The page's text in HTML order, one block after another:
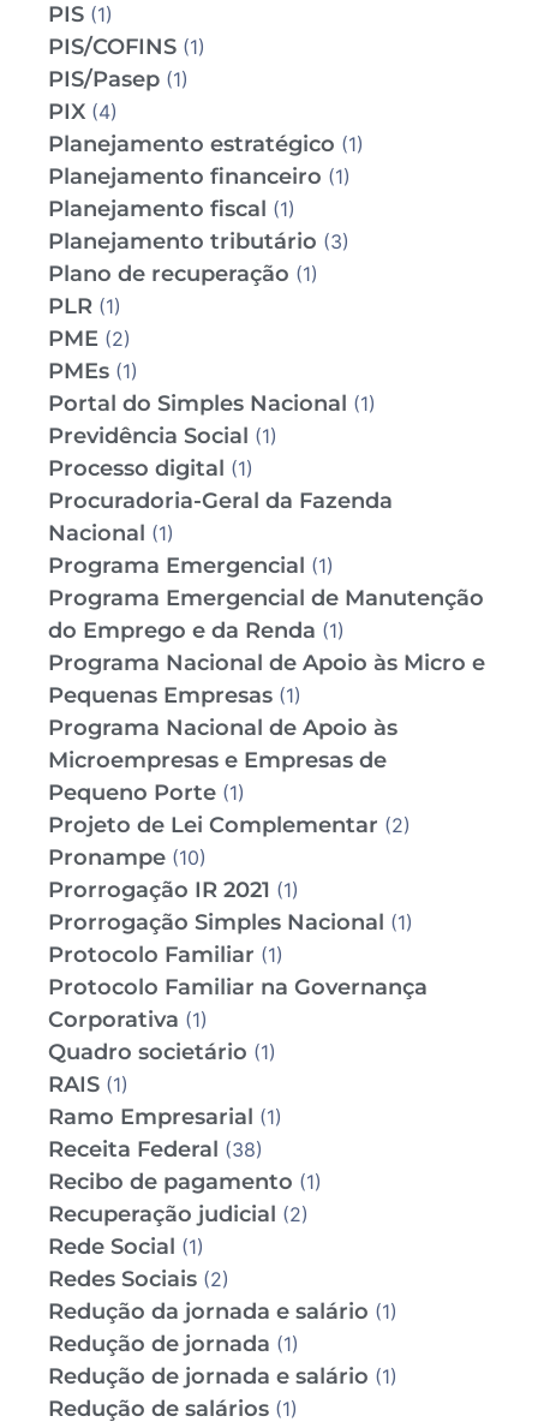
PIS (1)
PIS/COFINS (1)
PIS/Pasep (1)
PIX (4)
Planejamento estratégico (1)
Planejamento financeiro (1)
Planejamento fiscal (1)
Planejamento tributário (3)
Plano de recuperação (1)
PLR (1)
PME (2)
PMEs (1)
Portal do Simples Nacional (1)
Previdência Social (1)
Processo digital (1)
Procuradoria-Geral da Fazenda
Nacional (1)
Programa Emergencial (1)
Programa Emergencial de Manutenção
do Emprego e da Renda (1)
Programa Nacional de Apoio às Micro e
Pequenas Empresas (1)
Programa Nacional de Apoio às
Microempresas e Empresas de
Pequeno Porte (1)
Projeto de Lei Complementar (2)
Pronampe (10)
Prorrogação IR 2021 (1)
Prorrogação Simples Nacional (1)
Protocolo Familiar (1)
Protocolo Familiar na Governança
Corporativa (1)
Quadro societário (1)
RAIS (1)
Ramo Empresarial (1)
Receita Federal (38)
Recibo de pagamento (1)
Recuperação judicial (2)
Rede Social (1)
Redes Sociais (2)
Redução da jornada e salário (1)
Redução de jornada (1)
Redução de jornada e salário (1)
Redução de salários (1)